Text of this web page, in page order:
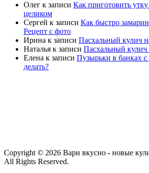
Олег к записи Как приготовить
целиком
Сергей к записи Как быстро
Рецепт с фото
Ирина к записи Пасхальный кулич
Наталья к записи Пасхальный кулич
Елена к записи Пузырьки в банках с
делать?
Copyright © 2026 Вари вкусно - новые
All Rights Reserved.